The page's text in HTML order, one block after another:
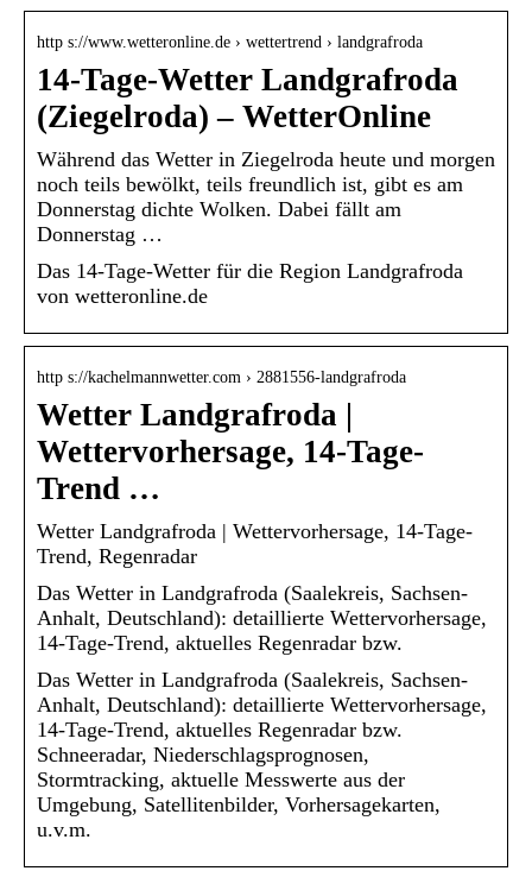
http s://www.wetteronline.de › wettertrend › landgrafroda
14-Tage-Wetter Landgrafroda
(Ziegelroda) – WetterOnline
Während das Wetter in Ziegelroda heute und morgen
noch teils bewölkt, teils freundlich ist, gibt es am
Donnerstag dichte Wolken. Dabei fällt am
Donnerstag …
Das 14-Tage-Wetter für die Region Landgrafroda
von wetteronline.de
http s://kachelmannwetter.com › 2881556-landgrafroda
Wetter Landgrafroda |
Wettervorhersage, 14-Tage-
Trend …
Wetter Landgrafroda | Wettervorhersage, 14-Tage-
Trend, Regenradar
Das Wetter in Landgrafroda (Saalekreis, Sachsen-
Anhalt, Deutschland): detaillierte Wettervorhersage,
14-Tage-Trend, aktuelles Regenradar bzw.
Das Wetter in Landgrafroda (Saalekreis, Sachsen-
Anhalt, Deutschland): detaillierte Wettervorhersage,
14-Tage-Trend, aktuelles Regenradar bzw.
Schneeradar, Niederschlagsprognosen,
Stormtracking, aktuelle Messwerte aus der
Umgebung, Satellitenbilder, Vorhersagekarten,
u.v.m.